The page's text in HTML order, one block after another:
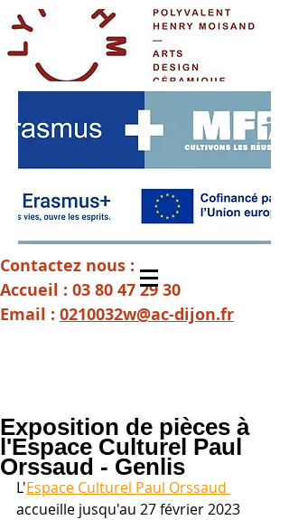
Contactez nous :
Accueil : 03 80 47 29 30
Email : 0210032w@ac-dijon.fr
Exposition de pièces à
l'Espace Culturel Paul
Orssaud - Genlis
L'Espace Culturel Paul Orssaud
accueille jusqu'au 27 février 2023